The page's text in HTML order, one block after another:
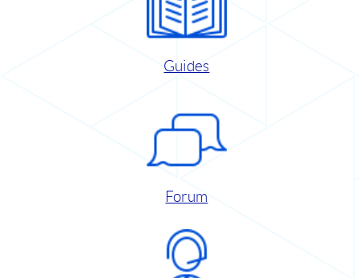
Guides
Forum